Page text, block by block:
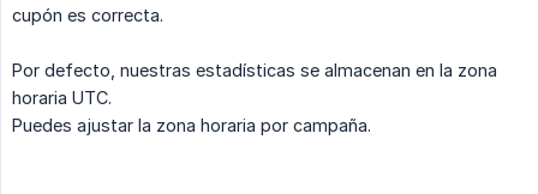
cupón es correcta.
Por defecto, nuestras estadísticas se almacenan en la zona
horaria UTC.
Puedes ajustar la zona horaria por campaña.